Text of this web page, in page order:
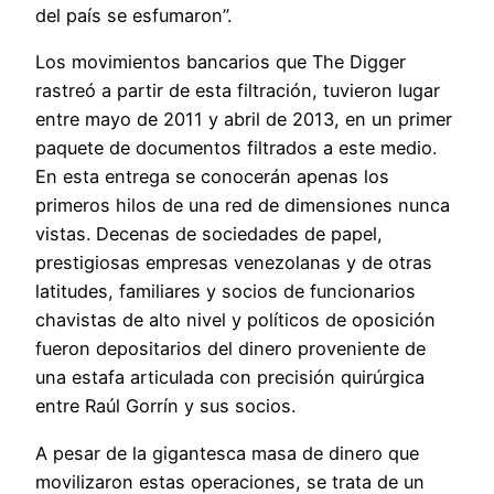
del país se esfumaron”.
Los movimientos bancarios que The Digger
rastreó a partir de esta filtración, tuvieron lugar
entre mayo de 2011 y abril de 2013, en un primer
paquete de documentos filtrados a este medio.
En esta entrega se conocerán apenas los
primeros hilos de una red de dimensiones nunca
vistas. Decenas de sociedades de papel,
prestigiosas empresas venezolanas y de otras
latitudes, familiares y socios de funcionarios
chavistas de alto nivel y políticos de oposición
fueron depositarios del dinero proveniente de
una estafa articulada con precisión quirúrgica
entre Raúl Gorrín y sus socios.
A pesar de la gigantesca masa de dinero que
movilizaron estas operaciones, se trata de un